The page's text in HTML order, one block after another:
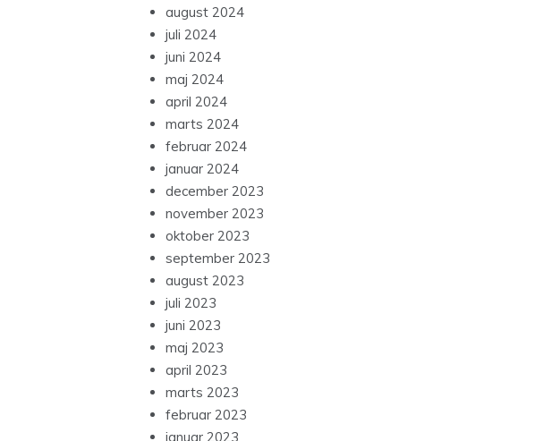
august 2024
juli 2024
juni 2024
maj 2024
april 2024
marts 2024
februar 2024
januar 2024
december 2023
november 2023
oktober 2023
september 2023
august 2023
juli 2023
juni 2023
maj 2023
april 2023
marts 2023
februar 2023
januar 2023